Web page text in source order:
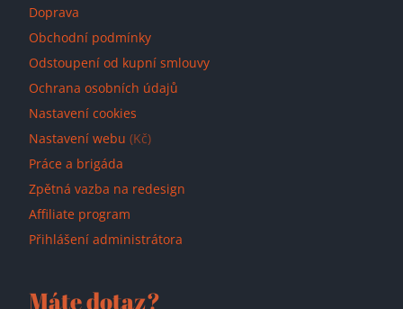
Doprava
Obchodní podmínky
Odstoupení od kupní smlouvy
Ochrana osobních údajů
Nastavení cookies
Nastavení webu (Kč)
Práce a brigáda
Zpětná vazba na redesign
Affiliate program
Přihlášení administrátora
Máte dotaz?